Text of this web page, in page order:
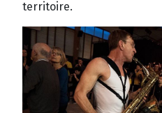
territoire.